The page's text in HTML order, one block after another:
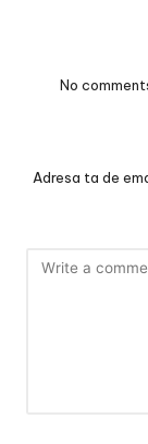
nl
No
Adresa ta de